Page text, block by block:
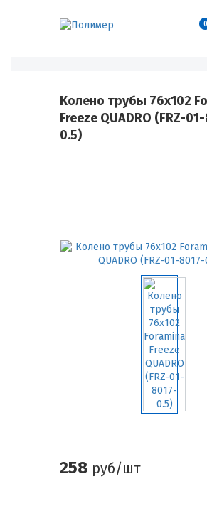
0
Колено трубы 76х102
Freeze QUADRO (FRZ-
0.5)
258 руб/шт